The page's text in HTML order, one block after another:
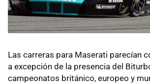
Las carreras para Maserati parecían
a excepción de la presencia del
campeonatos británico, europeo y